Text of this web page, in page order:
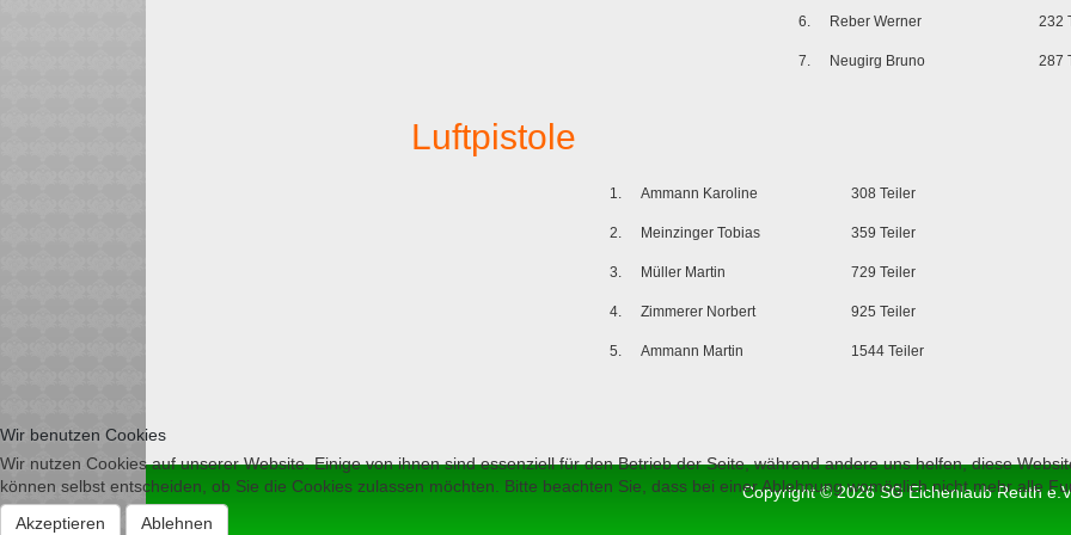
6. Reber Werner 232
7. Neugirg Bruno 287
Luftpistole
1. Ammann Karoline 308 Teiler
2. Meinzinger Tobias 359 Teiler
3. Müller Martin 729 Teiler
4. Zimmerer Norbert 925 Teiler
5. Ammann Martin 1544 Teiler
Copyright © 2026 SG Eichenlaub Reuth
Wir benutzen Cookies
Wir nutzen Cookies auf unserer Website. Einige von ihnen sind essenziell für den Betrieb der Seite, während andere uns helfen, diese
können selbst entscheiden, ob Sie die Cookies zulassen möchten. Bitte beachten Sie, dass bei einer Ablehnung womöglich nicht mehr alle
Akzeptieren
Ablehnen